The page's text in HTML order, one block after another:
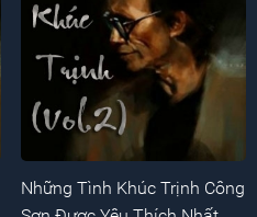
Những Tình Khúc Trịnh Công